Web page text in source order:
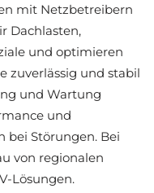
mit Netzbetreibern
Dachlasten,
und optimieren
zuverlässig und stabil
und Wartung
und
bei Störungen. Bei
von regionalen
Lösungen.